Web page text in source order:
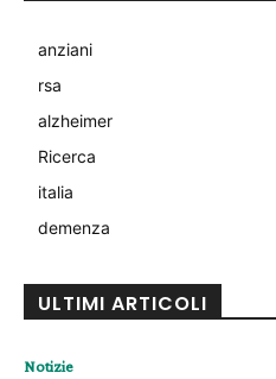
anziani
rsa
alzheimer
Ricerca
italia
demenza
ULTIMI ARTICOLI
Notizie